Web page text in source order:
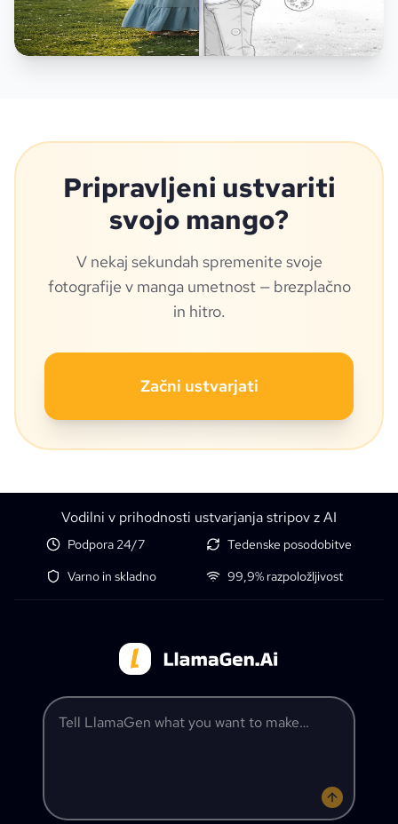
Pripravljeni ustvariti
svojo mango?
V nekaj sekundah spremenite svoje
fotografije v manga umetnost — brezplačno
in hitro.
Začni ustvarjati
Vodilni v prihodnosti ustvarjanja stripov z AI
Podpora 24/7
Tedenske posodobitve
Varno in skladno
99,9% razpoložljivost
Tell LlamaGen what you want to make